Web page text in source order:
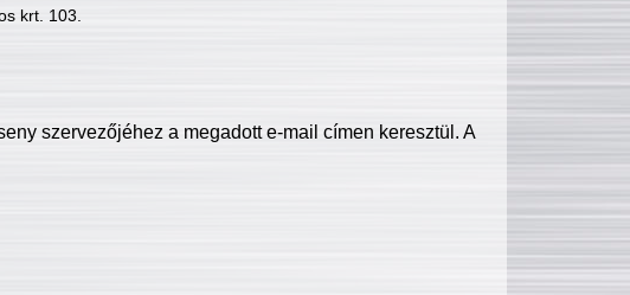
krt. 103.
szervezőjéhez a megadott e-mail címen keresztül. A